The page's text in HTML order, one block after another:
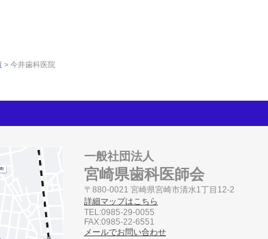
今井歯科医院
一般社団法人
宮崎県歯科医師会
〒880-0021 宮崎県宮崎市清水1丁目12-2
詳細マップはこちら
TEL:0985-29-0055
FAX:0985-22-6551
メールでお問い合わせ